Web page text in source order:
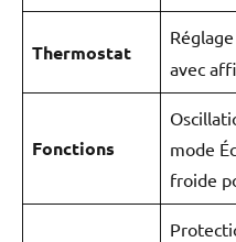
Thermostat
avec
Fonctions
mode
froide